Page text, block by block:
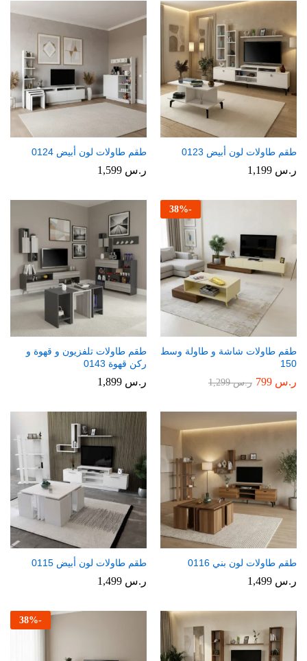
طقم طاولات لون أبيض 0123
ر.س
طقم طاولات لون أبيض 0124
ر.س
-
38%
طقم طاولات شاشة و طاولة وسط
150
ر.س ر.س1,299
طقم طاولات تلفزيون و قهوة و
ركن قهوة 0143
ر.س
طقم طاولات لون بني 0116
ر.س
طقم طاولات لون أبيض 0115
ر.س
-
38%